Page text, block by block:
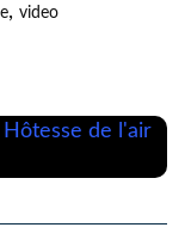
, video